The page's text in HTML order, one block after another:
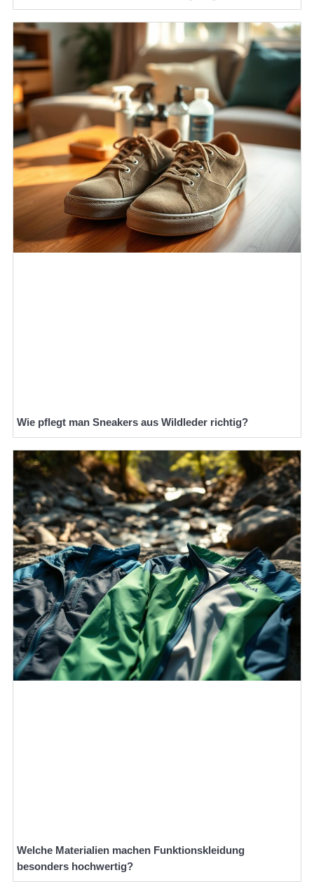
Wie pflegt man Sneakers aus Wildleder richtig?
Welche Materialien machen Funktionskleidung
besonders hochwertig?